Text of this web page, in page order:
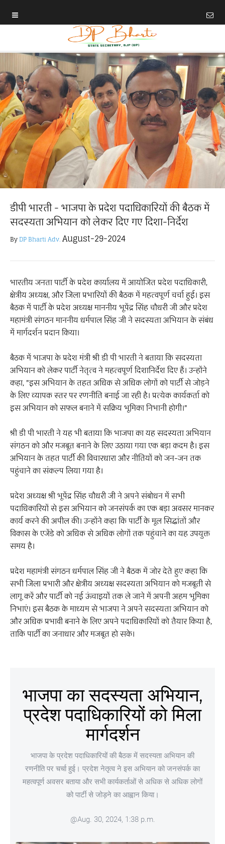
डीपी भारती - भाजपा के प्रदेश पदाधिकारियों की बैठक में
सदस्यता अभियान को लेकर दिए गए दिशा-निर्देश
ByDP Bharti Adv.August-29-2024
भारतीय जनता पार्टी के प्रदेश कार्यालय में आयोजित प्रदेश पदाधिकारी,
क्षेत्रीय अध्यक्ष, और जिला प्रभारियों की बैठक में महत्वपूर्ण चर्चा हुई। इस
बैठक में पार्टी के प्रदेश अध्यक्ष माननीय भूपेंद्र सिंह चौधरी जी और प्रदेश
महामंत्री संगठन माननीय धर्मपाल सिंह जी ने सदस्यता अभियान के संबंध
में मार्गदर्शन प्रदान किया।
बैठक में भाजपा के प्रदेश मंत्री श्री डी पी भारती ने बताया कि सदस्यता
अभियान को लेकर पार्टी नेतृत्व ने महत्वपूर्ण दिशानिर्देश दिए हैं। उन्होंने
कहा, "इस अभियान के तहत अधिक से अधिक लोगों को पार्टी से जोड़ने
के लिए व्यापक स्तर पर रणनीति बनाई जा रही है। प्रत्येक कार्यकर्ता को
इस अभियान को सफल बनाने में सक्रिय भूमिका निभानी होगी।"
श्री डी पी भारती ने यह भी बताया कि भाजपा का यह सदस्यता अभियान
संगठन को और मजबूत बनाने के लिए उठाया गया एक बड़ा कदम है। इस
अभियान के तहत पार्टी की विचारधारा और नीतियों को जन-जन तक
पहुंचाने का संकल्प लिया गया है।
प्रदेश अध्यक्ष श्री भूपेंद्र सिंह चौधरी जी ने अपने संबोधन में सभी
पदाधिकारियों से इस अभियान को जनसंपर्क का एक बड़ा अवसर मानकर
कार्य करने की अपील की। उन्होंने कहा कि पार्टी के मूल सिद्धांतों और
विकास के एजेंडे को अधिक से अधिक लोगों तक पहुंचाने का यह उपयुक्त
समय है।
प्रदेश महामंत्री संगठन धर्मपाल सिंह जी ने बैठक में जोर देते हुए कहा कि
सभी जिला प्रभारी और क्षेत्रीय अध्यक्ष सदस्यता अभियान को मजबूती से
लागू करें और पार्टी को नई ऊंचाइयों तक ले जाने में अपनी अहम भूमिका
निभाएं। इस बैठक के माध्यम से भाजपा ने अपने सदस्यता अभियान को
और अधिक प्रभावी बनाने के लिए अपने पदाधिकारियों को तैयार किया है,
ताकि पार्टी का जनाधार और मजबूत हो सके।